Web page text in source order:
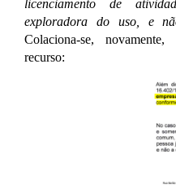
licenciamento de
exploradora do uso, e
Colaciona-se,
recurso: